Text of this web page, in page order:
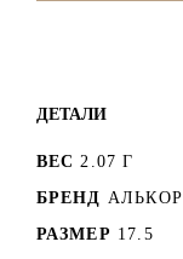
ДЕТАЛИ
ВЕС 2.07 Г
БРЕНД АЛЬКОР
РАЗМЕР 17.5